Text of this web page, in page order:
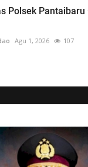
Polsek Pantaibaru
Agu 1, 2026 107